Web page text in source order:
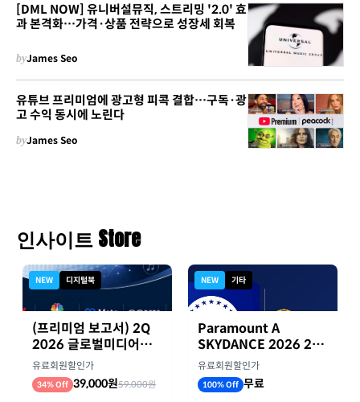
[DML NOW] 유니버설뮤직, 스트리밍 '2.0' 효
과 본격화…가격·상품 전략으로 성장세 회복
byJames Seo
유튜브 프리미엄에 광고형 피콕 결합…구독·광
고 수익 동시에 노린다
byJames Seo
인사이트 Store
NEW 디지털북
(프리미엄 보고서) 2Q
2026 글로벌미디어기
업 실적 종합 보고서
유료회원할인가
34% Off 39,000원59,000원
NEW 기타
Paramount A
SKYDANCE 2026 2분
기 실적
유료회원할인가
100% Off 무료